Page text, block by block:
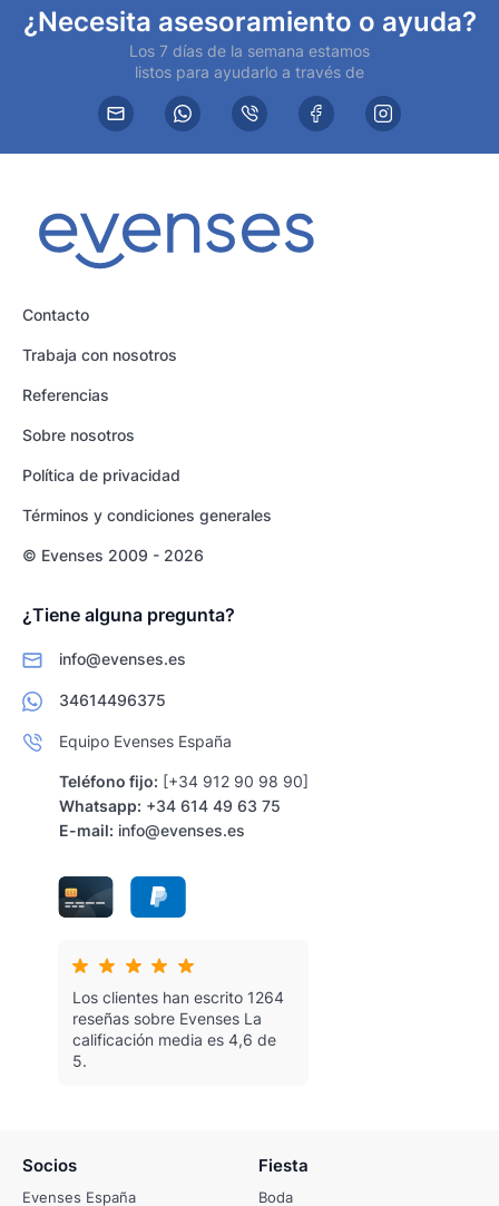
¿Necesita asesoramiento o ayuda?
Los 7 días de la semana estamos
listos para ayudarlo a través de
Contacto
Trabaja con nosotros
Referencias
Sobre nosotros
Política de privacidad
Términos y condiciones generales
© Evenses 2009 - 2026
¿Tiene alguna pregunta?
info@evenses.es
34614496375
Equipo Evenses España
Teléfono fijo: [+34 912 90 98 90]
Whatsapp: +34 614 49 63 75
E-mail: info@evenses.es
Los clientes han escrito 1264
reseñas sobre Evenses La
calificación media es 4,6 de
5.
Socios
Evenses España
Fiesta
Boda